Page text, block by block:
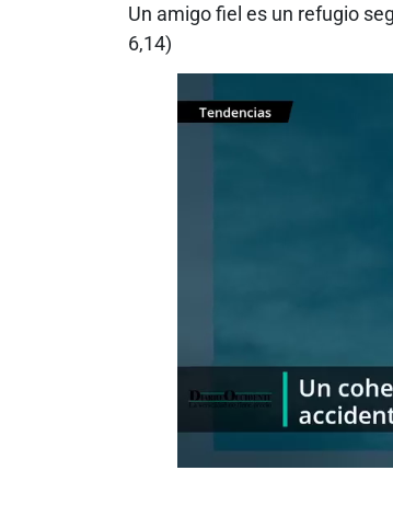
Un amigo fiel es un refugio
6,14)